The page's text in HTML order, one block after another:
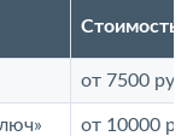
Стоимость
от 7500 руб.
от 10000